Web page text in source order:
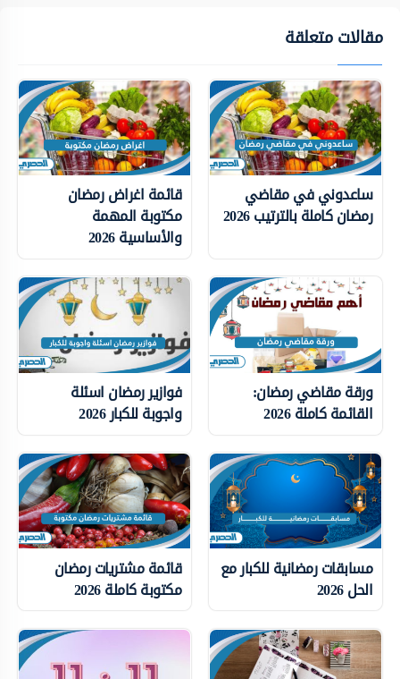
مقالات متعلقة
ساعدوني في مقاضي
رمضان كاملة بالترتيب 2026
قائمة اغراض رمضان
مكتوبة المهمة
والأساسية 2026
ورقة مقاضي رمضان:
القائمة كاملة 2026
فوازير رمضان اسئلة
واجوبة للكبار 2026
مسابقات رمضانية للكبار مع
الحل 2026
قائمة مشتريات رمضان
مكتوبة كاملة 2026